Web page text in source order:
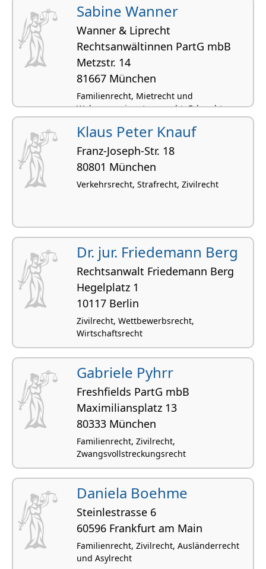
Sabine Wanner
Wanner & Liprecht
Rechtsanwältinnen PartG mbB
Metzstr. 14
81667 München
Familienrecht, Mietrecht und
Wohnungseigentumsrecht, Erbrecht,
Zivilrecht
Klaus Peter Knauf
Franz-Joseph-Str. 18
80801 München
Verkehrsrecht, Strafrecht, Zivilrecht
Dr. jur. Friedemann Berg
Rechtsanwalt Friedemann Berg
Hegelplatz 1
10117 Berlin
Zivilrecht, Wettbewerbsrecht,
Wirtschaftsrecht
Gabriele Pyhrr
Freshfields PartG mbB
Maximiliansplatz 13
80333 München
Familienrecht, Zivilrecht,
Zwangsvollstreckungsrecht
Daniela Boehme
Steinlestrasse 6
60596 Frankfurt am Main
Familienrecht, Zivilrecht, Ausländerrecht
und Asylrecht